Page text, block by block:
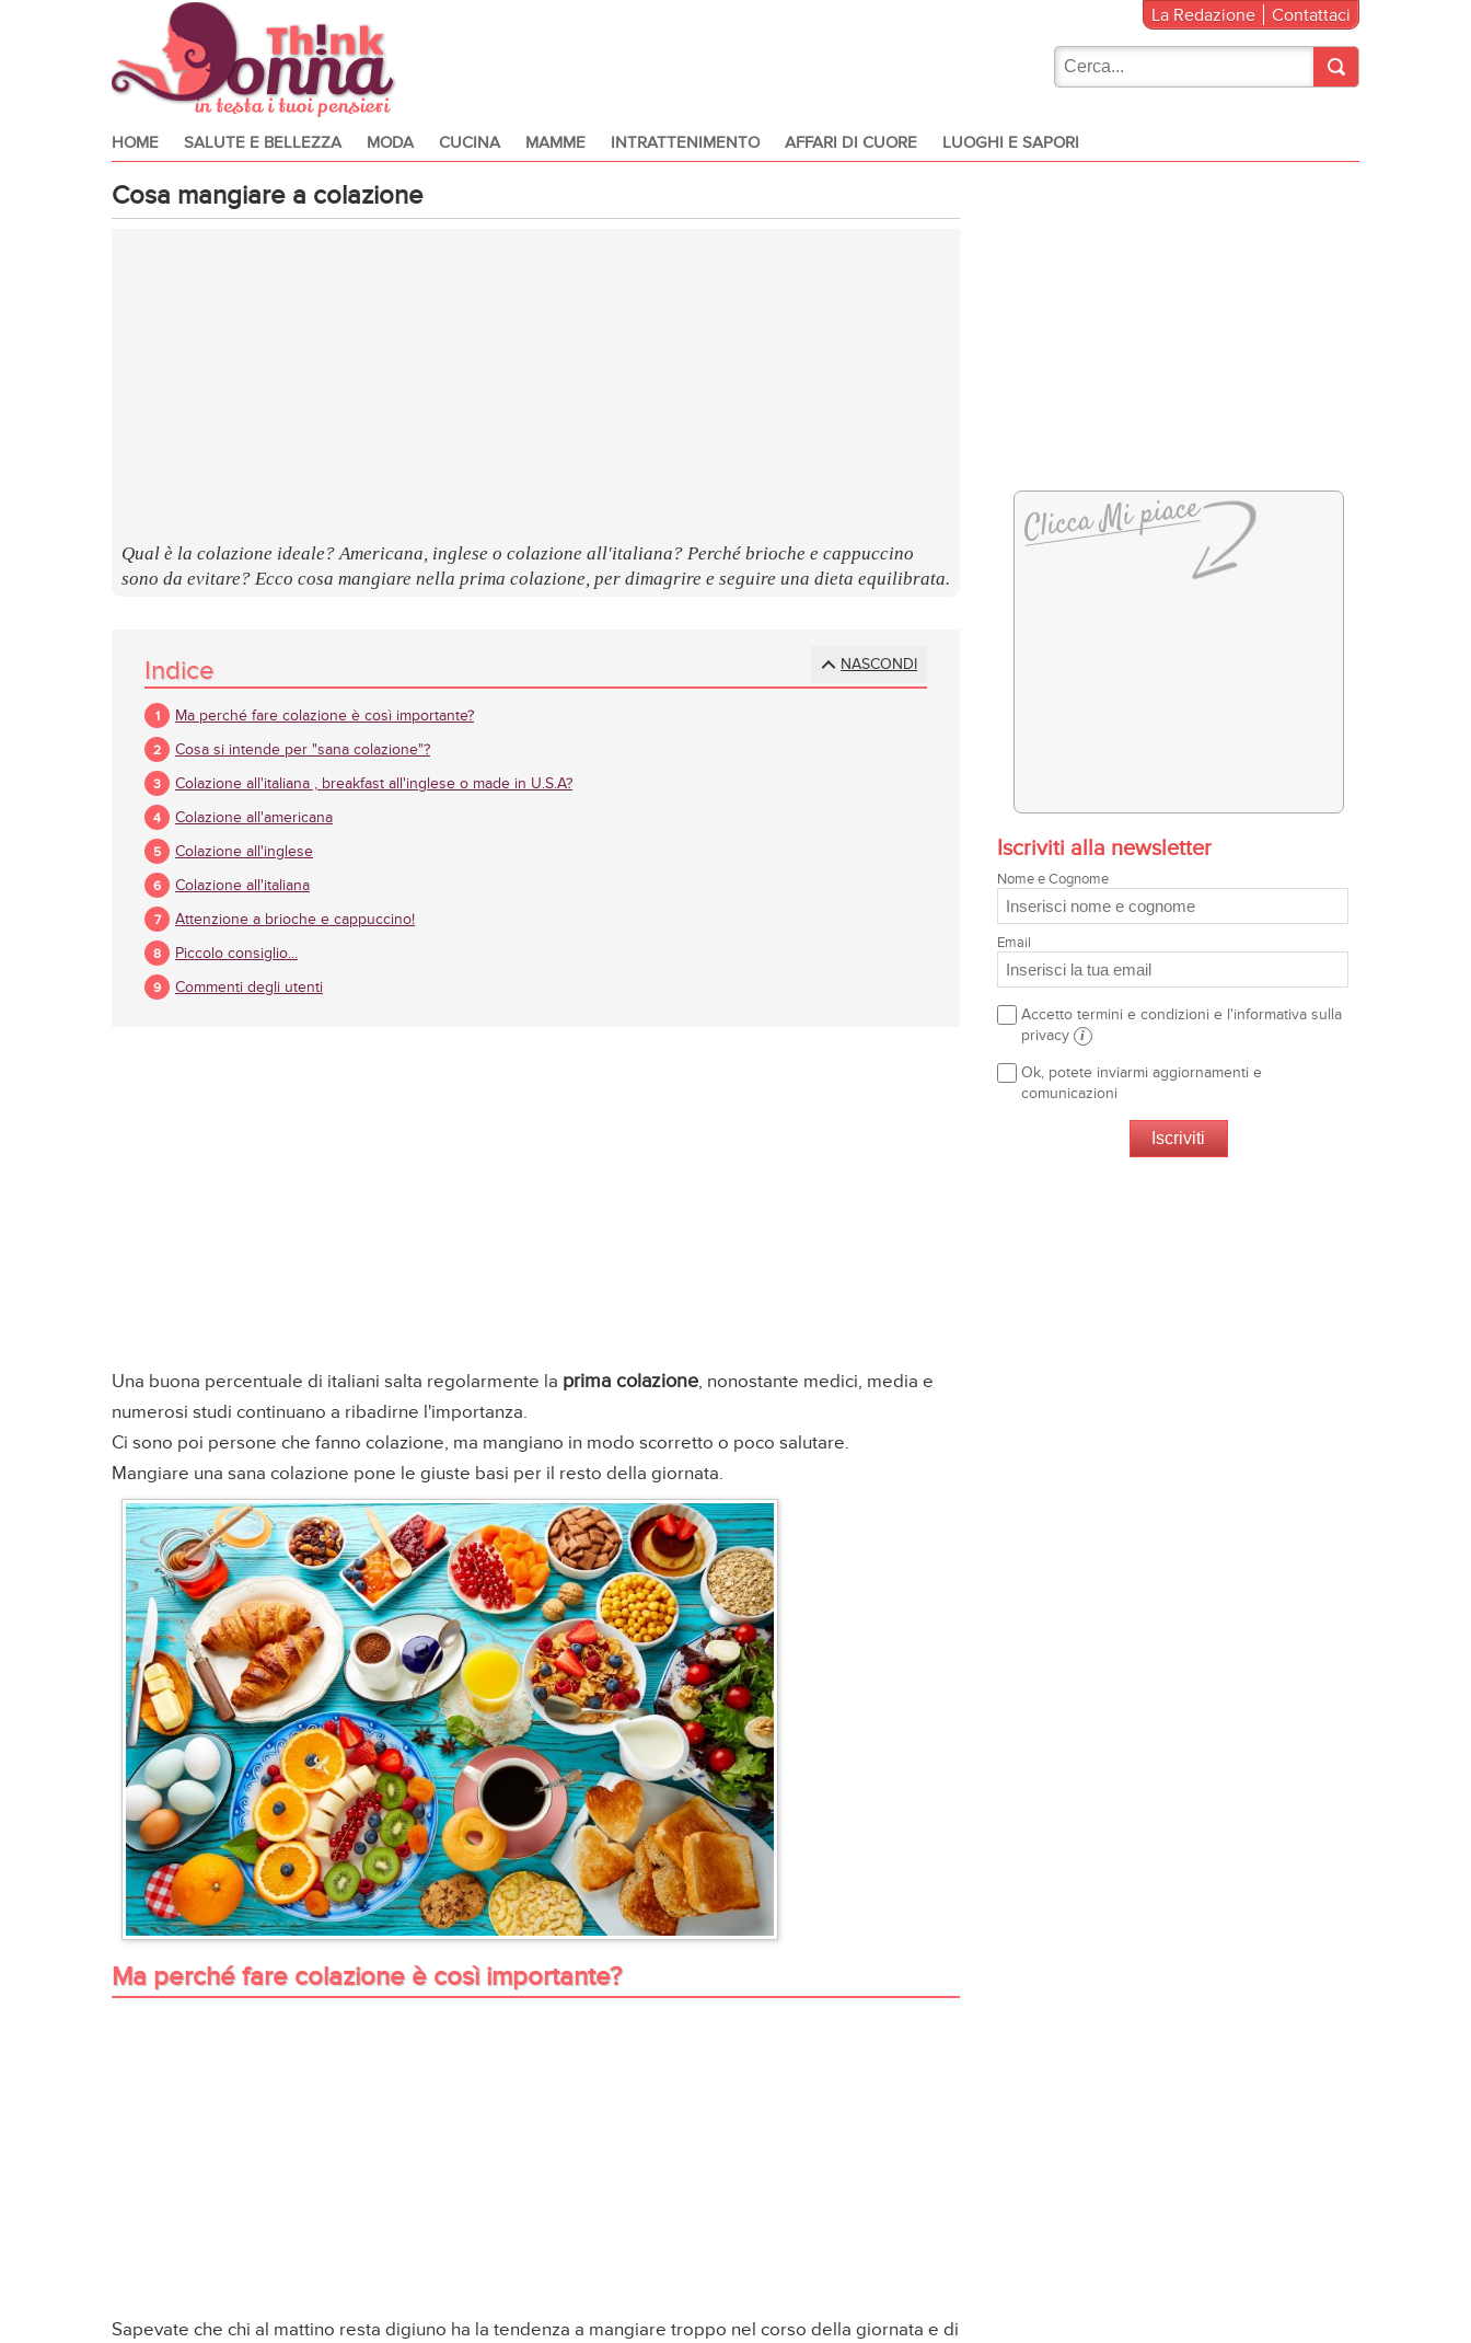
La Redazione Contattaci
HOME SALUTE E BELLEZZA MODA CUCINA MAMME INTRATTENIMENTO AFFARI DI CUORE LUOGHI E SAPORI
Cosa mangiare a colazione
Qual è la colazione ideale? Americana, inglese o colazione all'italiana? Perché brioche e cappuccino
sono da evitare? Ecco cosa mangiare nella prima colazione, per dimagrire e seguire una dieta equilibrata.
NASCONDI
Indice
Ma perché fare colazione è così importante?
Cosa si intende per "sana colazione"?
Colazione all'italiana , breakfast all'inglese o made in U.S.A?
Colazione all'americana
Colazione all'inglese
Colazione all'italiana
Attenzione a brioche e cappuccino!
Piccolo consiglio...
Commenti degli utenti
Una buona percentuale di italiani salta regolarmente la prima colazione, nonostante medici, media e
numerosi studi continuano a ribadirne l'importanza.
Ci sono poi persone che fanno colazione, ma mangiano in modo scorretto o poco salutare.
Mangiare una sana colazione pone le giuste basi per il resto della giornata.
Ma perché fare colazione è così importante?
Sapevate che chi al mattino resta digiuno ha la tendenza a mangiare troppo nel corso della giornata e di
Iscriviti alla newsletter
Nome e Cognome
Email
Accetto termini e condizioni e l'informativa sulla
privacy i
Ok, potete inviarmi aggiornamenti e
comunicazioni